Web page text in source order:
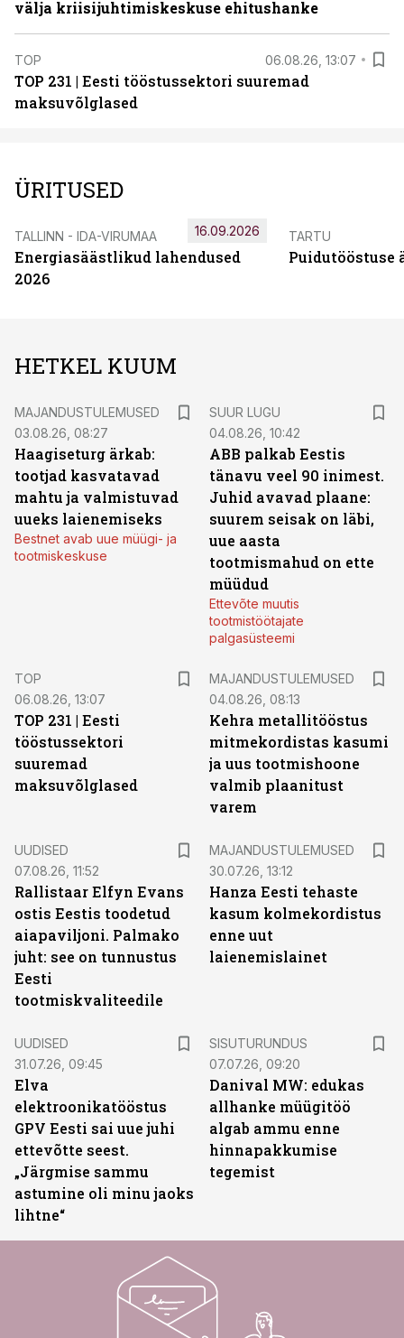
välja kriisijuhtimiskeskuse ehitushanke
TOP 06.08.26, 13:07
TOP 231 | Eesti tööstussektori suuremad
maksuvõlglased
ÜRITUSED
TALLINN - IDA-VIRUMAA
Energiasäästlikud lahendused
2026
16.09.2026 TARTU
Puidutööstuse
HETKEL KUUM
MAJANDUSTULEMUSED
03.08.26, 08:27
Haagiseturg ärkab:
tootjad kasvatavad
mahtu ja valmistuvad
uueks laienemiseks
Bestnet avab uue müügi- ja
tootmiskeskuse
SUUR LUGU
04.08.26, 10:42
ABB palkab Eestis
tänavu veel 90 inimest.
Juhid avavad plaane:
suurem seisak on läbi,
uue aasta
tootmismahud on ette
müüdud
Ettevõte muutis
tootmistöötajate
palgasüsteemi
TOP
06.08.26, 13:07
TOP 231 | Eesti
tööstussektori
suuremad
maksuvõlglased
MAJANDUSTULEMUSED
04.08.26, 08:13
Kehra metallitööstus
mitmekordistas kasumi
ja uus tootmishoone
valmib plaanitust
varem
UUDISED
07.08.26, 11:52
Rallistaar Elfyn Evans
ostis Eestis toodetud
aiapaviljoni. Palmako
juht: see on tunnustus
Eesti
tootmiskvaliteedile
MAJANDUSTULEMUSED
30.07.26, 13:12
Hanza Eesti tehaste
kasum kolmekordistus
enne uut
laienemislainet
UUDISED
31.07.26, 09:45
Elva
elektroonikatööstus
GPV Eesti sai uue juhi
ettevõtte seest.
„Järgmise sammu
astumine oli minu jaoks
lihtne“
SISUTURUNDUS
07.07.26, 09:20
Danival MW: edukas
allhanke müügitöö
algab ammu enne
hinnapakkumise
tegemist